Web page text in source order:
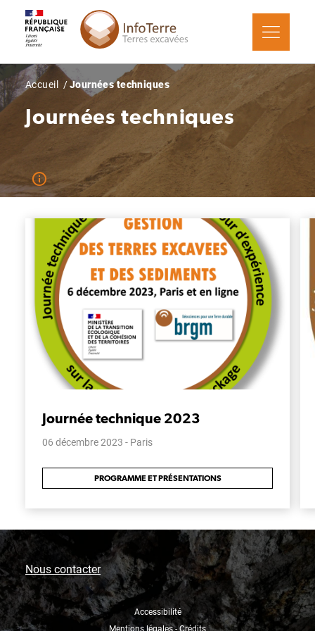
contenu
Fil
Accueil Journées techniques
Journées techniques
Journée technique 2023
06 décembre 2023 - Paris
PROGRAMME ET PRÉSENTATIONS
Nous contacter
Accessibilité
Panneau de gestion des cookies